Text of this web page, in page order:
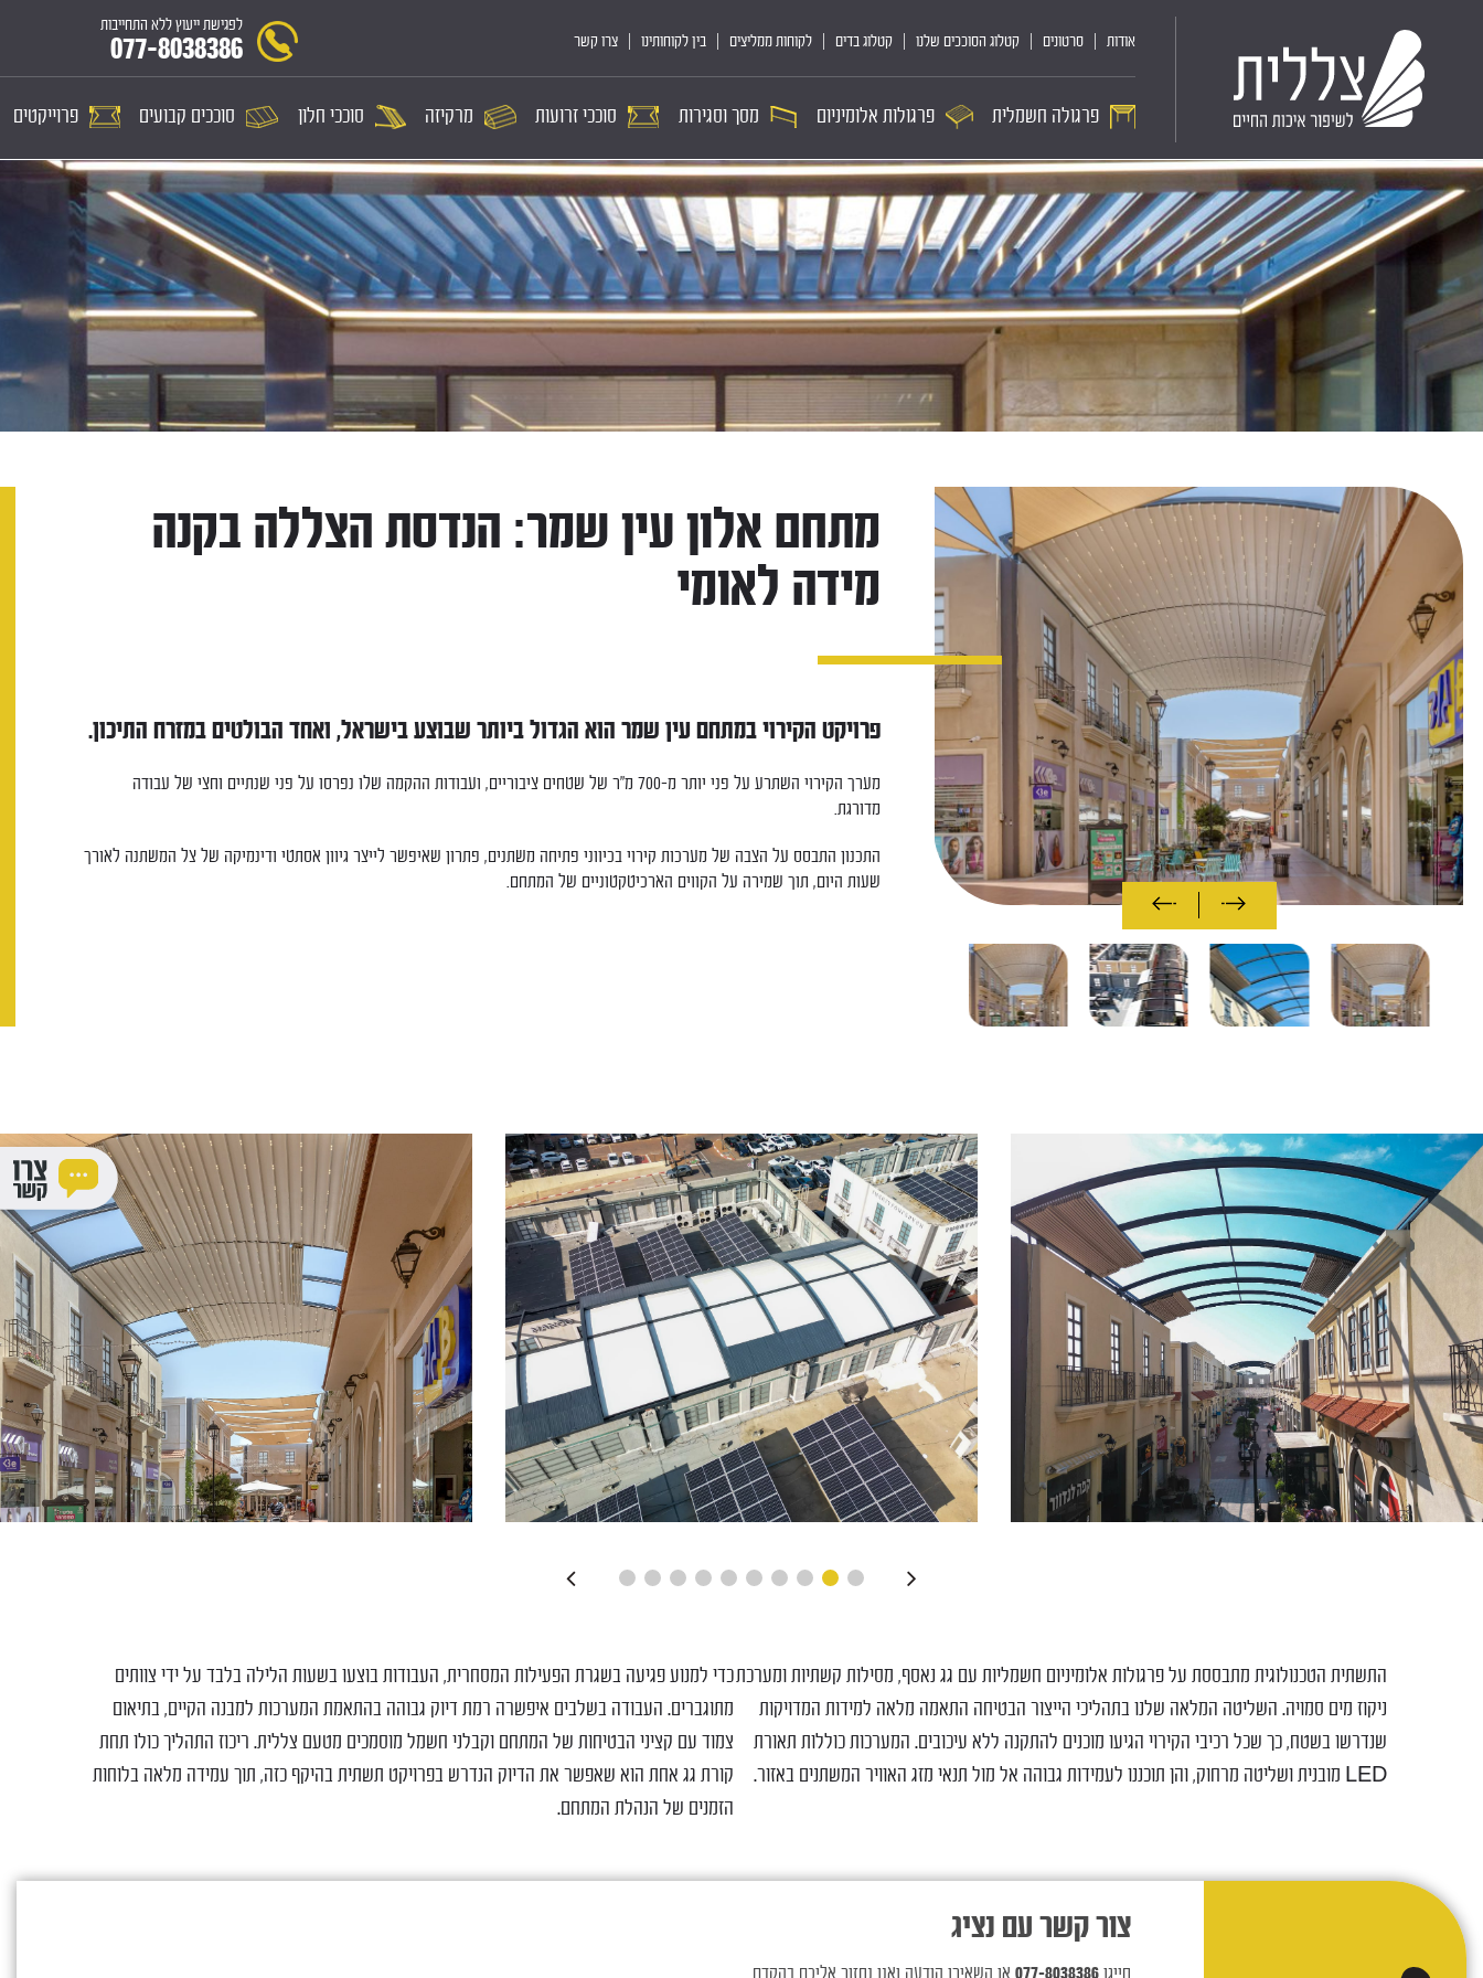
אודות סרטונים קטלוג הסוככים שלנו קטלוג בדים לקוחות ממליצים בין לקוחותינו צרו קשר
לפגישת ייעוץ ללא התחייבות
077-8038386
פרגולה חשמלית פרגולות אלומיניום מסך וסגירות סוככי זרועות מרקיזה סוככי חלון סוככים קבועים פרוייקטים
מתחם אלון עין שמר: הנדסת הצללה בקנה
מידה לאומי
פרויקט הקירוי במתחם עין שמר הוא הגדול ביותר שבוצע בישראל, ואחד הבולטים במזרח התיכון.
מערך הקירוי השתרע על פני יותר מ-700 מ"ר של שטחים ציבוריים, ועבודות ההקמה שלו נפרסו על פני שנתיים וחצי של עבודה
מדורגת.
התכנון התבסס על הצבה של מערכות קירוי בכיווני פתיחה משתנים, פתרון שאיפשר לייצר גיוון אסתטי ודינמיקה של צל המשתנה לאורך
שעות היום, תוך שמירה על הקווים הארכיטקטוניים של המתחם.
התשתית הטכנולוגית מתבססת על פרגולות אלומיניום חשמליות עם גג נאסף, מסילות קשתיות ומערכת
ניקוז מים סמויה. השליטה המלאה שלנו בתהליכי הייצור הבטיחה התאמה מלאה למידות המדויקות
שנדרשו בשטח, כך שכל רכיבי הקירוי הגיעו מוכנים להתקנה ללא עיכובים. המערכות כוללות תאורת
LED מובנית ושליטה מרחוק, והן תוכננו לעמידות גבוהה אל מול תנאי מזג האוויר המשתנים באזור.
כדי למנוע פגיעה בשגרת הפעילות המסחרית, העבודות בוצעו בשעות הלילה בלבד על ידי צוותים
מתוגברים. העבודה בשלבים איפשרה רמת דיוק גבוהה בהתאמת המערכות למבנה הקיים, בתיאום
צמוד עם קציני הבטיחות של המתחם וקבלני חשמל מוסמכים מטעם צללית. ריכוז התהליך כולו תחת
קורת גג אחת הוא שאפשר את הדיוק הנדרש בפרויקט תשתית בהיקף כזה, תוך עמידה מלאה בלוחות
הזמנים של הנהלת המתחם.
צור קשר עם נציג
חייגו 077-8038386או השאירו הודעה ואנו נחזור אליכם בהקדם